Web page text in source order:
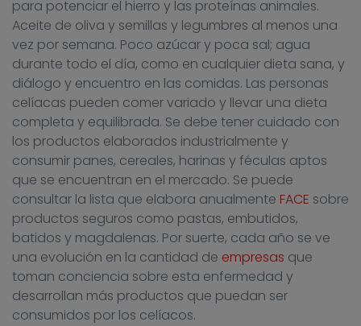
para potenciar el hierro y las proteínas animales.
Aceite de oliva y semillas y legumbres al menos una
vez por semana. Poco azúcar y poca sal; agua
durante todo el día, como en cualquier dieta sana, y
diálogo y encuentro en las comidas. Las personas
celíacas pueden comer variado y llevar una dieta
completa y equilibrada. Se debe tener cuidado con
los productos elaborados industrialmente y
consumir panes, cereales, harinas y féculas aptos
que se encuentran en el mercado. Se puede
consultar la lista que elabora anualmente FACE sobre
productos seguros como pastas, embutidos,
batidos y magdalenas. Por suerte, cada año se ve
una evolución en la cantidad de empresas que
toman conciencia sobre esta enfermedad y
desarrollan más productos que puedan ser
consumidos por los celíacos.